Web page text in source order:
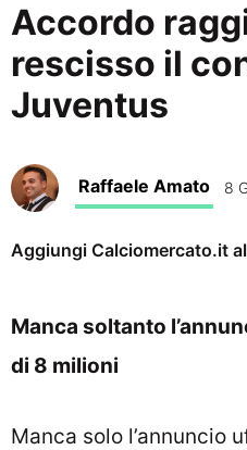
Accordo
rescisso il
Juventus
Raffaele Amato 8
Aggiungi Calciomercato.it
Manca soltanto
di 8 milioni
Manca solo l’annuncio